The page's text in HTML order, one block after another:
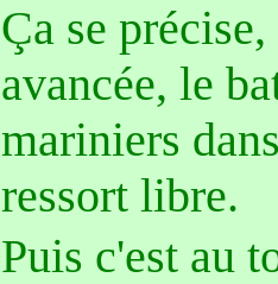
Ça se
avancée, le
mariniers
ressort libre.
Puis c'est au